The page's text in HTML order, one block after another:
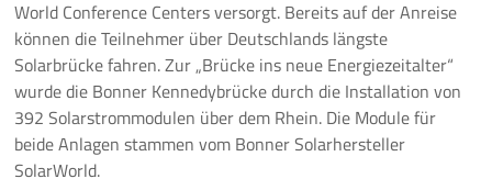
Aktuelles
Meldungen
Pressemeldungen
World Conference Centers versorgt. Bereits auf der Anreise
können die Teilnehmer über Deutschlands längste
Solarbrücke fahren. Zur „Brücke ins neue Energiezeitalter“
wurde die Bonner Kennedybrücke durch die Installation von
392 Solarstrommodulen über dem Rhein. Die Module für
beide Anlagen stammen vom Bonner Solarhersteller
SolarWorld.